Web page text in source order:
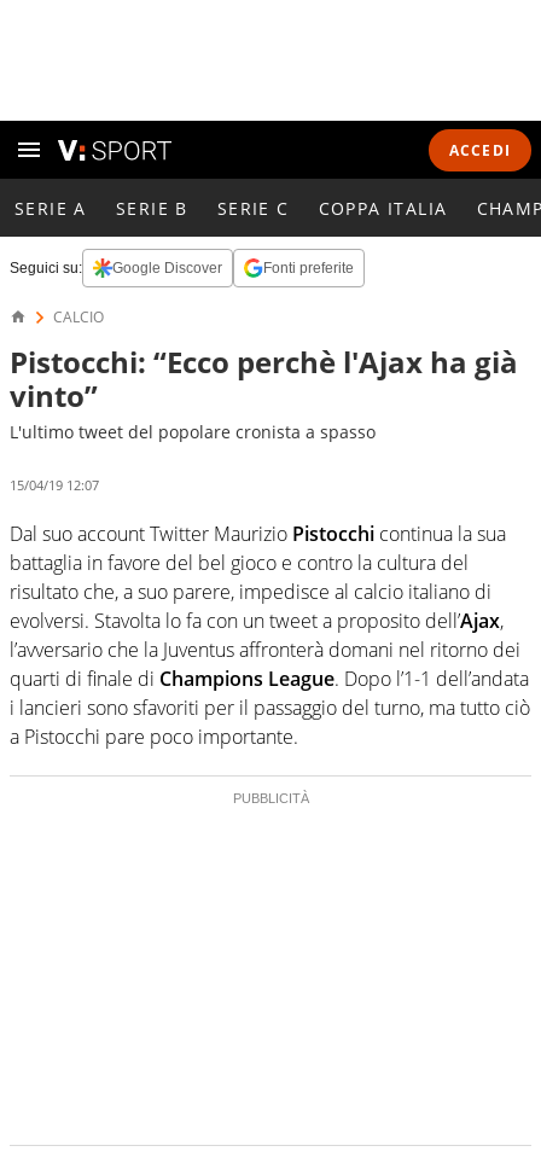
ACCEDI
SERIE A SERIE B SERIE C COPPA ITALIA
Seguici su: Google Discover Fonti preferite
CALCIO
Pistocchi: “Ecco perchè l'Ajax ha già
vinto”
L'ultimo tweet del popolare cronista a spasso
15/04/19 12:07
Dal suo account Twitter Maurizio Pistocchi continua la sua
battaglia in favore del bel gioco e contro la cultura del
risultato che, a suo parere, impedisce al calcio italiano di
evolversi. Stavolta lo fa con un tweet a proposito dell’Ajax,
l’avversario che la Juventus affronterà domani nel ritorno dei
quarti di finale di Champions League. Dopo l’1-1 dell’andata
i lancieri sono sfavoriti per il passaggio del turno, ma tutto ciò
a Pistocchi pare poco importante.